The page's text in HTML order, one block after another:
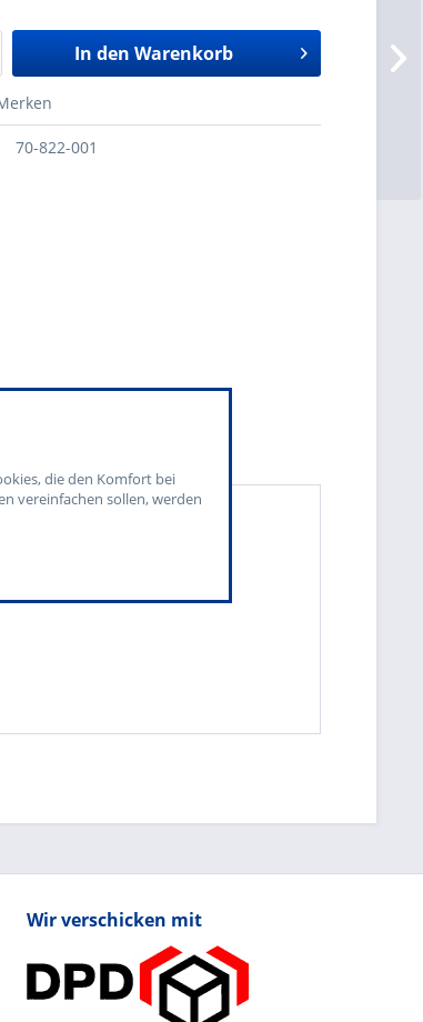
In den Warenkorb
70-822-001
Wir verschicken mit
die den Komfort bei
vereinfachen sollen, werden